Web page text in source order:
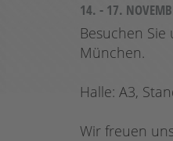
14. - 17.
Besuchen
München.
Halle: A3,
Wir freuen